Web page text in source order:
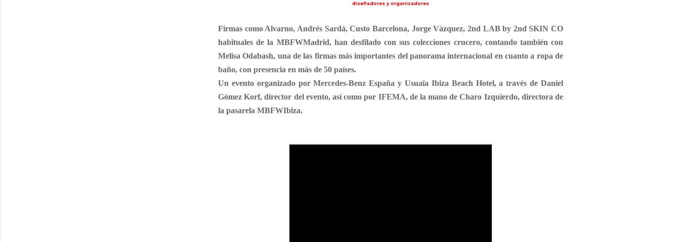
diseñadores y organizadores
Firmas como Alvarno, Andrés Sardá,Custo Barcelona, Jorge Vázquez, 2nd LAB by 2nd SKIN CO
habituales de la MBFWMadrid, han desfilado con sus colecciones crucero, contando también con
Melisa Odabash, una de las firmas más importantes del panorama internacional en cuanto a ropa de
baño, con presencia en más de 50 países.
Un evento organizado porMercedes-Benz España yUsuaïa Ibiza Beach Hotel, a través deDaniel
Gómez Korf, director del evento, así como por IFEMA, de la mano deCharo Izquierdo, directora de
la pasarela MBFWIbiza.